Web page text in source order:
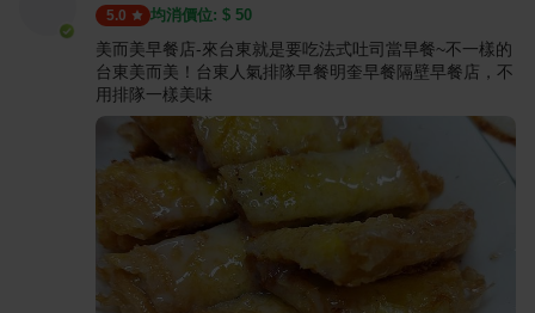
5.0 均消價位: $ 50
美而美早餐店-來台東就是要吃法式吐司當早餐~不一樣的
台東美而美！台東人氣排隊早餐明奎早餐隔壁早餐店，不
用排隊一樣美味